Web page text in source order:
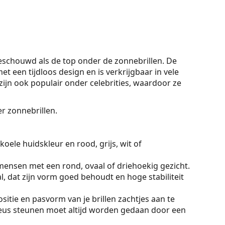
als de top onder de zonnebrillen. De
een tijdloos design en is verkrijgbaar in vele
ook populair onder celebrities, waardoor ze
zonnebrillen.
huidskleur en rood, grijs, wit of
met een rond, ovaal of driehoekig gezicht.
dat zijn vorm goed behoudt en hoge stabiliteit
en pasvorm van je brillen zachtjes aan te
steunen moet altijd worden gedaan door een